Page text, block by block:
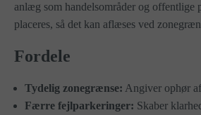
anlæg som handelsområder og offentlige
placeres, så det kan aflæses ved
Fordele
Tydelig zonegrænse: Angiver ophør
Færre fejlparkeringer: Skaber